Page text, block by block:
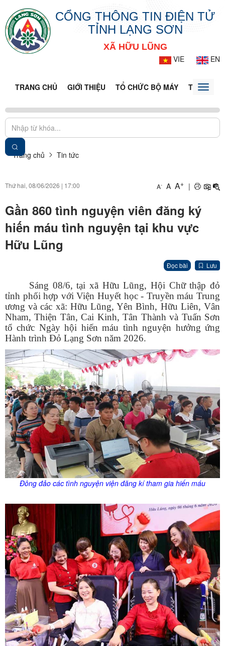
CỔNG THÔNG TIN ĐIỆN TỬ
TỈNH LẠNG SƠN
XÃ HỮU LŨNG
VIE
EN
TRANG CHỦ GIỚI THIỆU TỔ CHỨC BỘ MÁY TIN TỨC -
Toggle
Trang chủ Tin tức
Thứ hai, 08/06/2026 | 17:00 A- A A+ |
Gần 860 tình nguyện viên đăng ký
hiến máu tình nguyện tại khu vực
Hữu Lũng
Đọc bài Lưu
Sáng 08/6, tại xã Hữu Lũng, Hội Chữ thập đỏ
tỉnh phối hợp với Viện Huyết học - Truyền máu Trung
ương và các xã: Hữu Lũng, Yên Bình, Hữu Liên, Vân
Nham, Thiện Tân, Cai Kinh, Tân Thành và Tuấn Sơn
tổ chức Ngày hội hiến máu tình nguyện hưởng ứng
Hành trình Đỏ Lạng Sơn năm 2026.
Đông đảo các tình nguyện viện đăng kí tham gia hiến máu